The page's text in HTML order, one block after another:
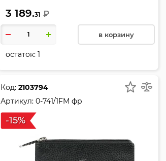
3 189.31 ₽
в корзину
остаток: 1
Код: 2103794
Артикул: 0-741/1FM фр
-15%